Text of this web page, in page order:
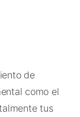
de
como el
tus